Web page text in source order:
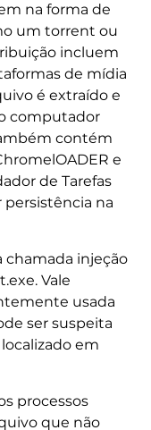
na forma de
um torrent ou
incluem
de mídia
é extraído e
computador
contém
e
de Tarefas
persistência na
chamada injeção
Vale
usada
ser suspeita
em
processos
que não